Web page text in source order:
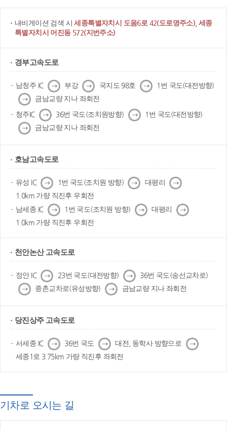
내비게이션 검색 시세종특별자치시 도움6로 42(도로명주소), 세종
특별자치시 어진동 572(지번주소)
경부고속도로
남청주 IC 다
음
부강 다
음
국지도 98호 다
음
1번 국도(대전방향)
다
음
금남교량 지나 좌회전
청주IC 다
음
36번 국도(조치원방향) 다
음
1번 국도(대전방향)
다
음
금남교량 지나 좌회전
호남고속도로
유성 IC 다
음
1번 국도(조치원 방향) 다
음
대평리 다
음
1.0km 가량 직진후 우회전
남세종 IC 다
음
1번 국도(조치원 방향) 다
음
대평리
다
음
1.0km 가량 직진후 우회전
천안논산 고속도로
정안 IC 다
음
23번 국도(대전방향) 다
음
36번 국도(송선교차로)
다
음
종촌교차로(유성방향) 다
음
금남교량 지나 좌회전
당진상주 고속도로
서세종 IC 다
음
36번 국도 다
음
대전, 동학사 방향으로 다
음
세종1로 3.75km 가량 직진후 좌회전
기차로 오시는 길